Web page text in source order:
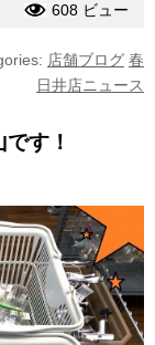
608 ビュー
店舗ブログ 春
日井店ニュース
す！